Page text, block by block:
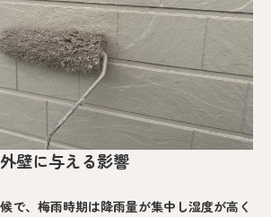
壁に与える影響
で、梅雨時期は降雨量が集中し湿度が高く